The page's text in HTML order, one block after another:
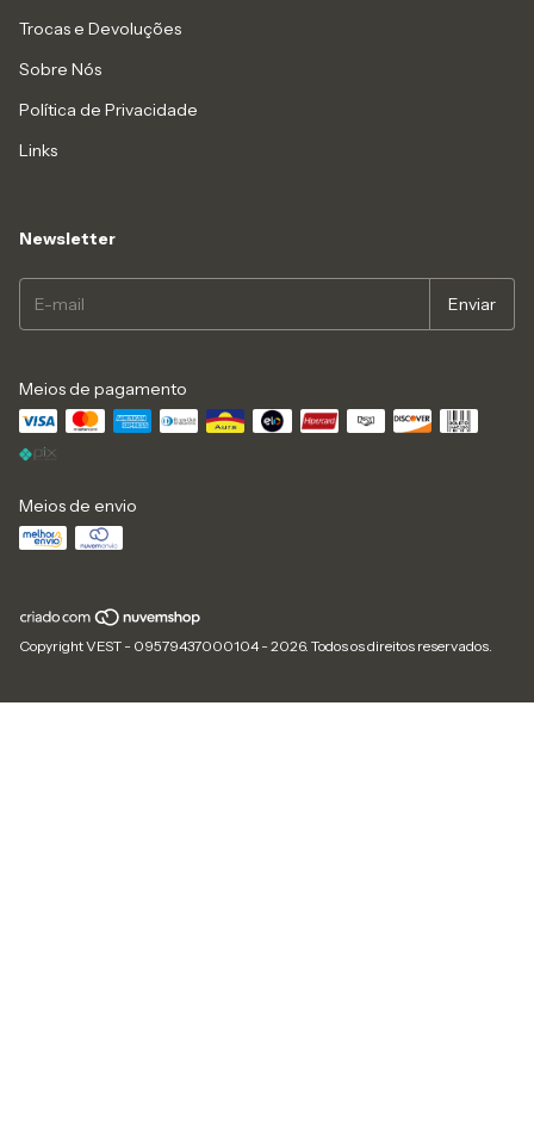
Trocas e Devoluções
Sobre Nós
Política de Privacidade
Links
Newsletter
Meios de pagamento
Meios de envio
Copyright VEST - 09579437000104 - 2026. Todos os direitos reservados.